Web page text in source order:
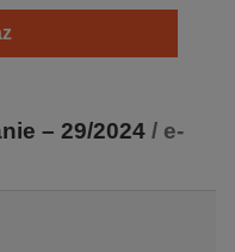
przedstawia ciekawe,
na życie każdego
seriali oraz newsy
to powoduje, że
– 29/2024 / e-